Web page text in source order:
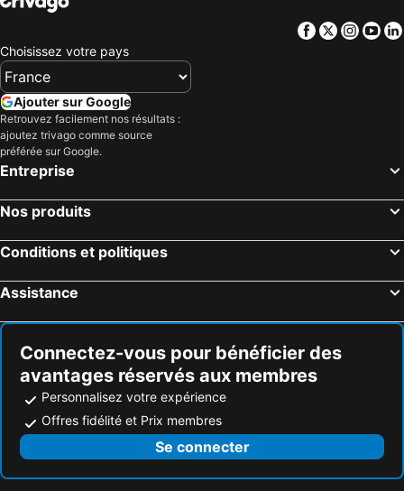
Facebook
Twitter
Choisissez votre pays
Ajouter sur Google
Retrouvez facilement nos résultats :
ajoutez trivago comme source
préférée sur Google.
Entreprise
Nos produits
Conditions et politiques
Assistance
Connectez-vous pour bénéficier des
avantages réservés aux membres
Personnalisez votre expérience
Offres fidélité et Prix membres
Se connecter